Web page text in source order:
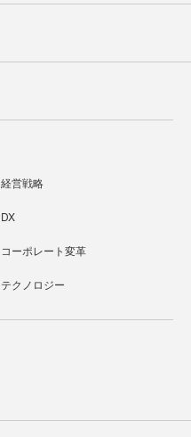
経営戦略
DX
コーポレート変革
テクノロジー